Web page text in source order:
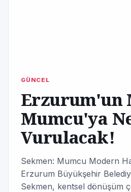
GÜNCEL
Erzurum'un
Mumcu'ya
Vurulacak!
Sekmen: Mumcu Modern
Erzurum Büyükşehir
Sekmen, kentsel dönüşüm